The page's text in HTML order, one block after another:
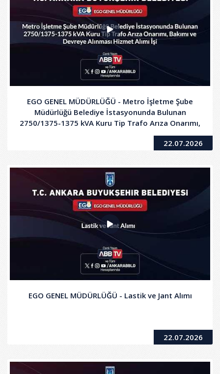
EGO GENEL MÜDÜRLÜĞÜ - Metro İşletme Şube
Müdürlüğü Belediye İstasyonunda Bulunan
2750/1375-1375 kVA Kuru Tip Trafo Arıza Onarımı,
Bakımı ve Devreye Alınması Hizmet Alımı İşi
22.07.2026
EGO GENEL MÜDÜRLÜĞÜ - Lastik ve Jant Alımı
22.07.2026